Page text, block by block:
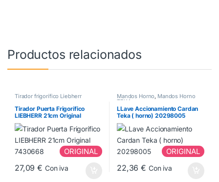
Productos relacionados
Tirador frigorífico Liebherr
Tirador Puerta Frigorífico
LIEBHERR 21cm Original
7430668
ORIGINAL
27,09€ Con iva
Mandos Horno, Mandos Horno
TEKA
LLave Accionamiento Cardan
Teka ( horno) 20298005
ORIGINAL
22,36€ Con iva